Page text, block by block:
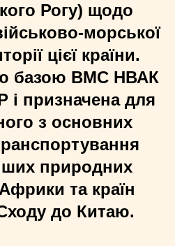
Рогу) щодо
морської
цієї країни.
базою ВМС НВАК
призначена для
з основних
природних
та країн
до Китаю.